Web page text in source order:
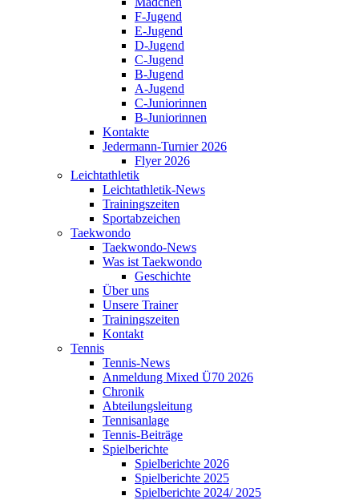
F-Jugend
E-Jugend
D-Jugend
C-Jugend
B-Jugend
A-Jugend
C-Juniorinnen
B-Juniorinnen
Kontakte
Jedermann-Turnier 2026
Flyer 2026
Leichtathletik
Leichtathletik-News
Trainingszeiten
Sportabzeichen
Taekwondo
Taekwondo-News
Was ist Taekwondo
Geschichte
Über uns
Unsere Trainer
Trainingszeiten
Kontakt
Tennis
Tennis-News
Anmeldung Mixed Ü70 2026
Chronik
Abteilungsleitung
Tennisanlage
Tennis-Beiträge
Spielberichte
Spielberichte 2026
Spielberichte 2025
Spielberichte 2024/ 2025